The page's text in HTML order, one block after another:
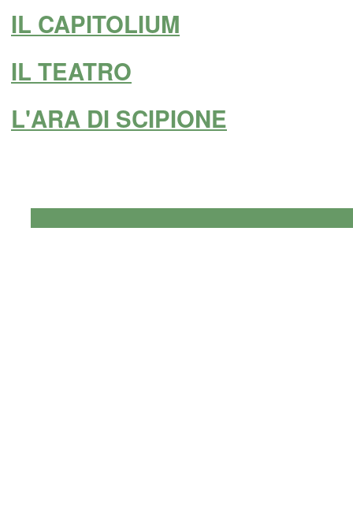
IL CAPITOLIUM
IL TEATRO
L'ARA DI SCIPIONE